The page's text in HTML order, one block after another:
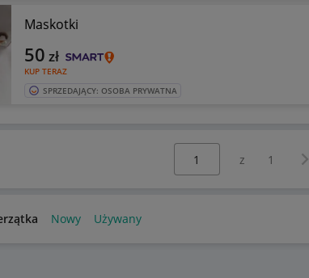
Maskotki
KUP TERAZ
50 zł
SPRZEDAJĄCY: OSOBA PRYWATNA
z 1
Nowy Używany